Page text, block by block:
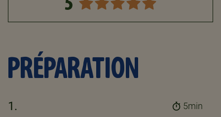
PRÉPARATION
1. 5min